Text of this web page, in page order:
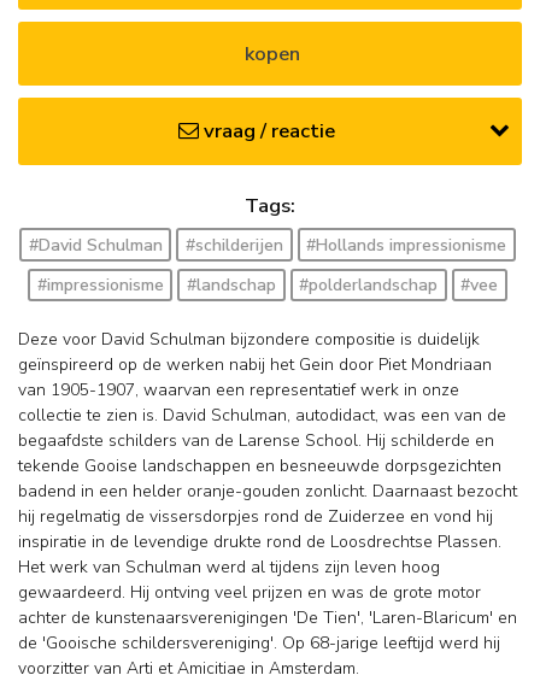
kopen
vraag / reactie
Tags:
#David Schulman #schilderijen
#Hollands impressionisme
#impressionisme
#landschap #polderlandschap #vee
Deze voor David Schulman bijzondere compositie is duidelijk
geïnspireerd op de werken nabij het Gein door Piet Mondriaan
van 1905-1907, waarvan een representatief werk in onze
collectie te zien is. David Schulman, autodidact, was een van de
begaafdste schilders van de Larense School. Hij schilderde en
tekende Gooise landschappen en besneeuwde dorpsgezichten
badend in een helder oranje-gouden zonlicht. Daarnaast bezocht
hij regelmatig de vissersdorpjes rond de Zuiderzee en vond hij
inspiratie in de levendige drukte rond de Loosdrechtse Plassen.
Het werk van Schulman werd al tijdens zijn leven hoog
gewaardeerd. Hij ontving veel prijzen en was de grote motor
achter de kunstenaarsverenigingen 'De Tien', 'Laren-Blaricum' en
de 'Gooische schildersvereniging'. Op 68-jarige leeftijd werd hij
voorzitter van Arti et Amicitiae in Amsterdam.